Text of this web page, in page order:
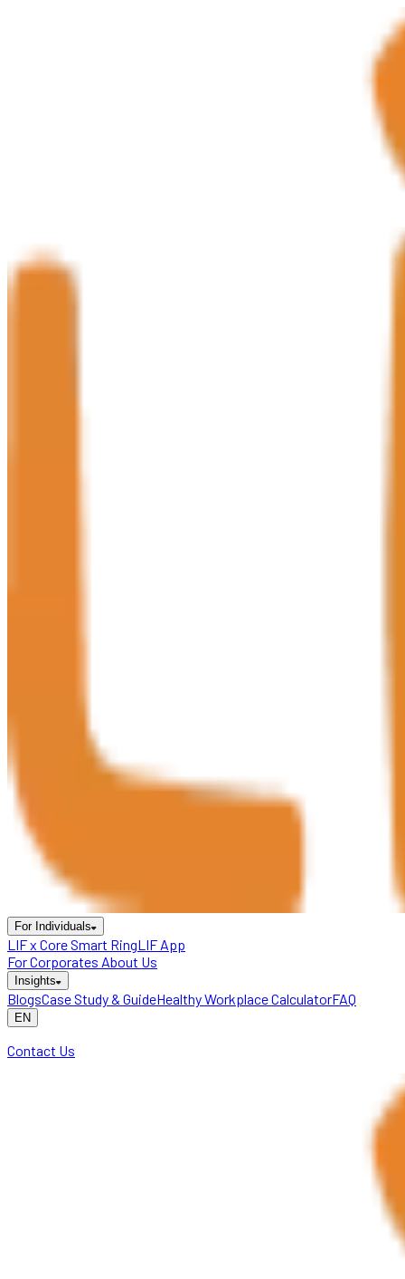
For Individuals
LIF x Core Smart RingLIF App
For Corporates About Us
Insights
BlogsCase Study & GuideHealthy Workplace CalculatorFAQ
EN
Contact Us